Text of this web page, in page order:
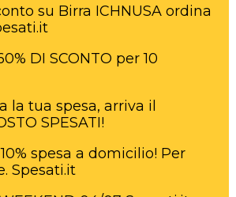
su Birra ICHNUSA ordina
DI SCONTO per 10
la tua spesa, arriva il
SPESATI!
spesa a domicilio! Per
Spesati.it